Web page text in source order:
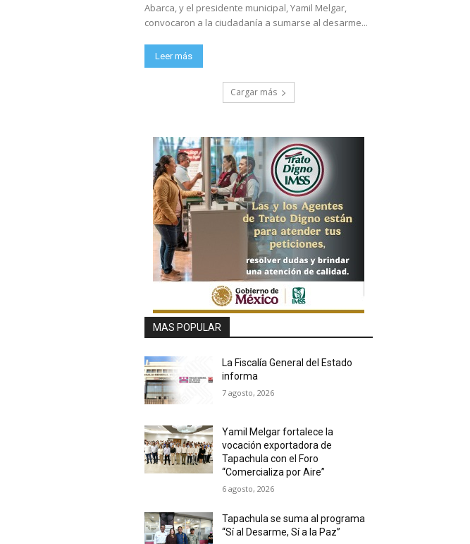
Abarca, y el presidente municipal, Yamil Melgar,
convocaron a la ciudadanía a sumarse al desarme...
Leer más
Cargar más
MAS POPULAR
La Fiscalía General del Estado
informa
7 agosto, 2026
Yamil Melgar fortalece la
vocación exportadora de
Tapachula con el Foro
“Comercializa por Aire”
6 agosto, 2026
Tapachula se suma al programa
“Sí al Desarme, Sí a la Paz”